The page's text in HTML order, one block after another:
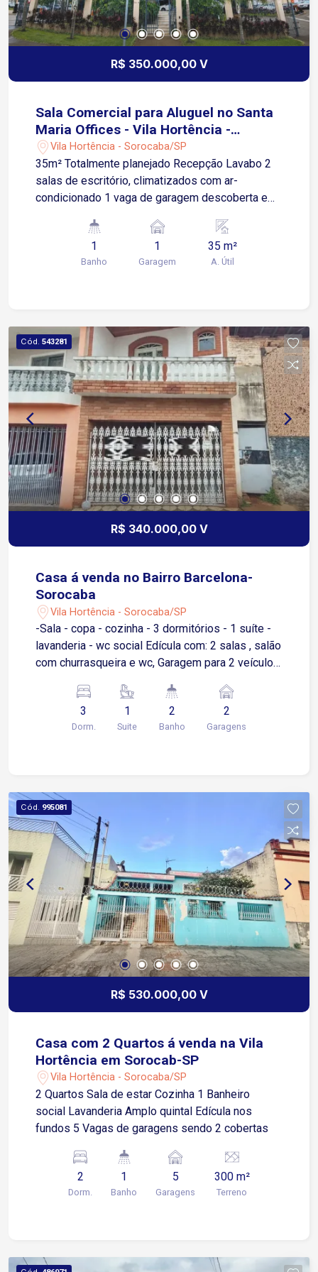
R$ 350.000,00 V
Sala Comercial para Aluguel no Santa
Maria Offices - Vila Hortência -
Sorocaba/SP
Vila Hortência - Sorocaba/SP
35m² Totalmente planejado Recepção Lavabo 2
salas de escritório, climatizados com ar-
condicionado 1 vaga de garagem descoberta e
e Avenida Dom Aguirre Cerca de 3 minutos da
Avenida Washington Luiz Aproximadamente 5
minutos da Rodovia Raposo Tavares Região com
corporativa moderna e funcional Recepção com
controle de acesso Elevador Estacionamento
para maior comodidade
1
Banho
1
Garagem
35 m²
A. Útil
Cód. 543281
R$ 340.000,00 V
Casa á venda no Bairro Barcelona-
Sorocaba
Vila Hortência - Sorocaba/SP
-Sala - copa - cozinha - 3 dormitórios - 1 suíte -
lavanderia - wc social Edícula com: 2 salas , salão
com churrasqueira e wc, Garagem para 2 veículos
3
Dorm.
1
Suite
2
Banho
2
Garagens
Cód. 995081
R$ 530.000,00 V
Casa com 2 Quartos á venda na Vila
Hortência em Sorocab-SP
Vila Hortência - Sorocaba/SP
2 Quartos Sala de estar Cozinha 1 Banheiro
social Lavanderia Amplo quintal Edícula nos
fundos 5 Vagas de garagens sendo 2 cobertas
2
Dorm.
1
Banho
5
Garagens
300 m²
Terreno